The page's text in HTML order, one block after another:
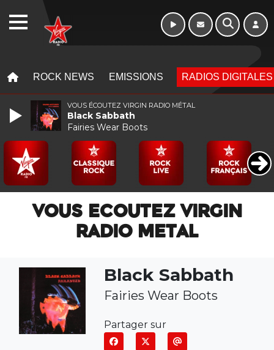
ROCK NEWS EMISSIONS RADIOS DIGITALES
VOUS ECOUTEZ VIRGIN
RADIO METAL
Black Sabbath
Fairies Wear Boots
Partager sur
VOUS ÉCOUTEZ VIRGIN RADIO MÉTAL
Black Sabbath
Fairies Wear Boots
WEBRADIO